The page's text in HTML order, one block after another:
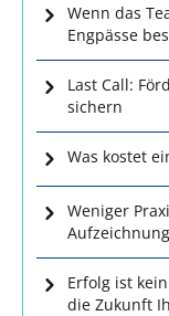
Wenn das
Engpässe
Last Call:
sichern
Was kostet
Weniger
Erfolg ist
die Zukunft